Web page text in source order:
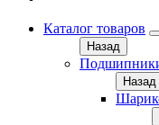
Каталог товаров
Назад
Назад